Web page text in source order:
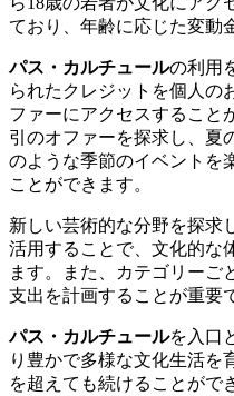
ており、年齢に応じた変動
パス・カルチュールの利用
られたクレジットを個人の
ファーにアクセスすること
引のオファーを探求し、夏
のような季節のイベントを
ことができます。
新しい芸術的な分野を探求
活用することで、文化的な
ます。また、カテゴリーご
支出を計画することが重要
パス・カルチュールを入口
り豊かで多様な文化生活を
を超えても続けることがで